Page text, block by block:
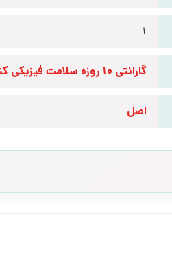
1
گارانتی 10 روزه سلامت فیزیکی کتاب
اصل